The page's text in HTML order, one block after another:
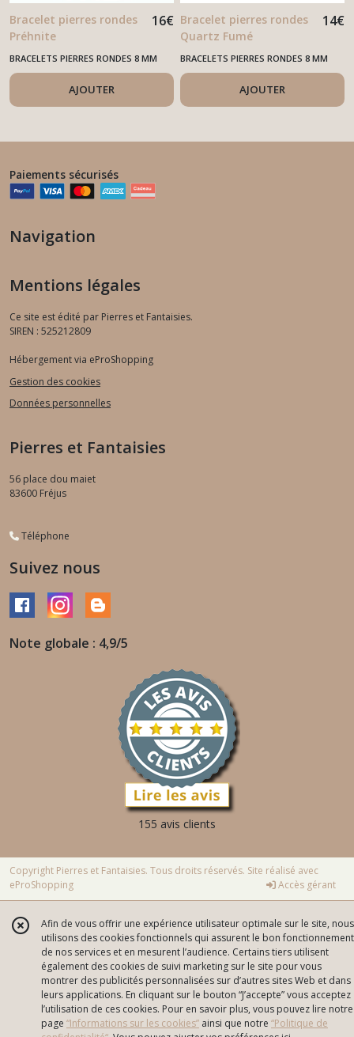
Bracelet pierres rondes
Préhnite
16€
BRACELETS PIERRES RONDES 8 MM
AJOUTER
Bracelet pierres rondes
Quartz Fumé
14€
BRACELETS PIERRES RONDES 8 MM
AJOUTER
Paiements sécurisés
Navigation
Mentions légales
Ce site est édité par Pierres et Fantaisies.
SIREN : 525212809
Hébergement via eProShopping
Gestion des cookies
Données personnelles
Pierres et Fantaisies
56 place dou maiet
83600 Fréjus
Téléphone
Suivez nous
Note globale : 4,9/5
155 avis clients
Copyright Pierres et Fantaisies. Tous droits réservés. Site réalisé avec
eProShopping
Accès gérant
Afin de vous offrir une expérience utilisateur optimale sur le site, nous
utilisons des cookies fonctionnels qui assurent le bon fonctionnement
de nos services et en mesurent l’audience. Certains tiers utilisent
également des cookies de suivi marketing sur le site pour vous
montrer des publicités personnalisées sur d’autres sites Web et dans
leurs applications. En cliquant sur le bouton “J’accepte” vous acceptez
l’utilisation de ces cookies. Pour en savoir plus, vous pouvez lire notre
page “Informations sur les cookies” ainsi que notre “Politique de